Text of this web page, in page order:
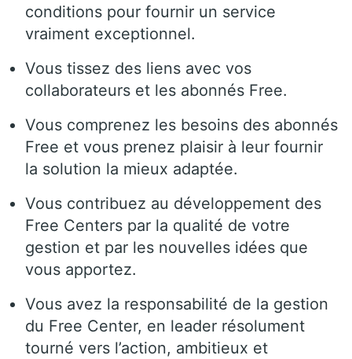
conditions pour fournir un service
vraiment exceptionnel.
Vous tissez des liens avec vos
collaborateurs et les abonnés Free.
Vous comprenez les besoins des abonnés
Free et vous prenez plaisir à leur fournir
la solution la mieux adaptée.
Vous contribuez au développement des
Free Centers par la qualité de votre
gestion et par les nouvelles idées que
vous apportez.
Vous avez la responsabilité de la gestion
du Free Center, en leader résolument
tourné vers l’action, ambitieux et